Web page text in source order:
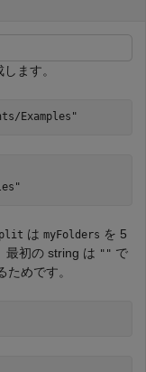
ます。
Examples"
は myFolders を 5
最初の string は "" で
ためです。